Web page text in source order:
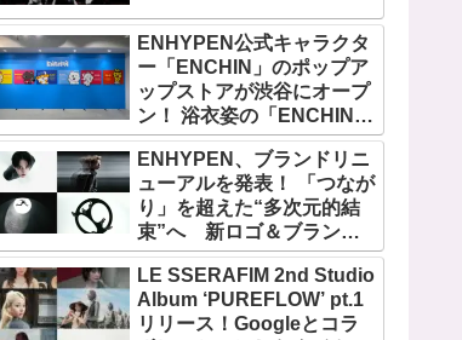
ENHYPEN公式キャラクタ
ー「ENCHIN」のポップア
ップストアが渋谷にオープ
ン！ 浴衣姿の「ENCHIN」
が登場
ENHYPEN、ブランドリニ
ューアルを発表！ 「つなが
り」を超えた“多次元的結
束”へ 新ロゴ＆ブランド
フィルム公開
LE SSERAFIM 2nd Studio
Album ‘PUREFLOW’ pt.1
リリース！Googleとコラ